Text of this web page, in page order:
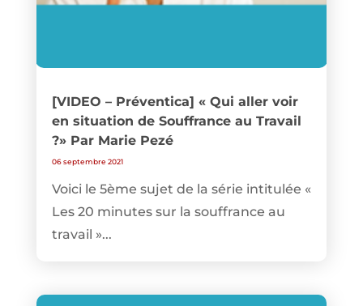
[VIDEO – Préventica] « Qui aller voir
en situation de Souffrance au Travail
?» Par Marie Pezé
06 septembre 2021
Voici le 5ème sujet de la série intitulée «
Les 20 minutes sur la souffrance au
travail »...